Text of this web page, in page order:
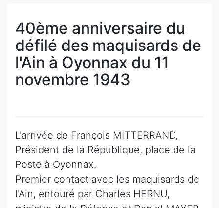
40ème anniversaire du
défilé des maquisards de
l'Ain à Oyonnax du 11
novembre 1943
L'arrivée de François MITTERRAND,
Président de la République, place de la
Poste à Oyonnax.
Premier contact avec les maquisards de
l'Ain, entouré par Charles HERNU,